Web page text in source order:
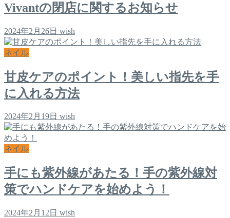
Vivantの閉店に関するお知らせ
2024年2月26日 wish
ネイル
甘皮ケアのポイント！美しい指先を手
に入れる方法
2024年2月19日 wish
ネイル
手にも紫外線があたる！手の紫外線対
策でハンドケアを始めよう！
2024年2月12日 wish